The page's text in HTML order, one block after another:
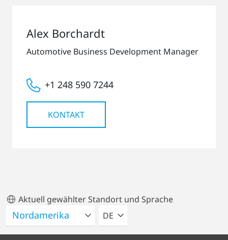
Alex Borchardt
Automotive Business Development Manager
+1 248 590 7244
KONTAKT
Aktuell gewählter Standort und Sprache
BITTE WÄHLEN SIE EINE
DE